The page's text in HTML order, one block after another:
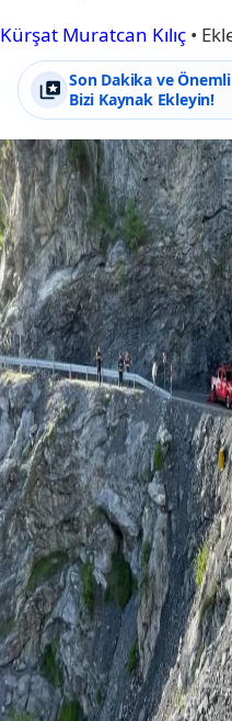
Kürşat Muratcan Kılıç •
Son Dakika ve
Bizi Kaynak Ekleyin!